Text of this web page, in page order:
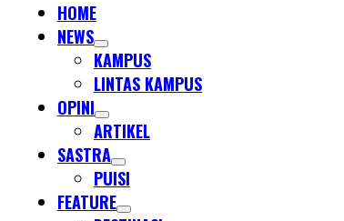
HOME
NEWS
KAMPUS
LINTAS KAMPUS
OPINI
ARTIKEL
SASTRA
PUISI
FEATURE